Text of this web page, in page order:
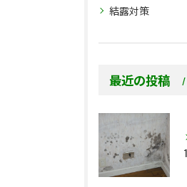
結露対策
最近の投稿